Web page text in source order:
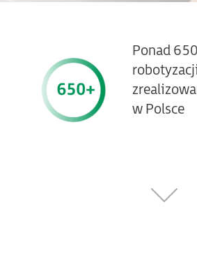
Ponad
robotyzacji
w Polsce